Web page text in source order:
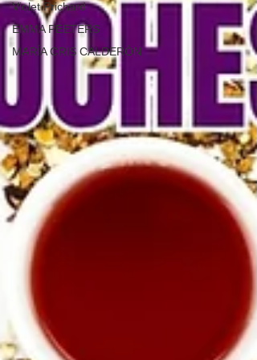
Violet Prichard
EMMA PEETERS
MARÍA CRIS CALDERÓN